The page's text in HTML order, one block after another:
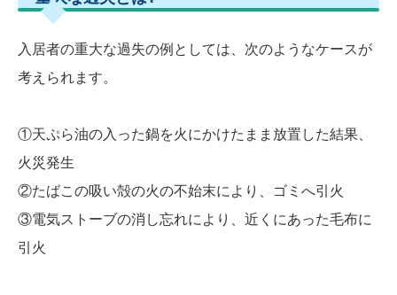
入居者の重大な過失の例としては、次のようなケースが
考えられます。
①天ぷら油の入った鍋を火にかけたまま放置した結果、
火災発生
②たばこの吸い殻の火の不始末により、ゴミへ引火
③電気ストーブの消し忘れにより、近くにあった毛布に
引火